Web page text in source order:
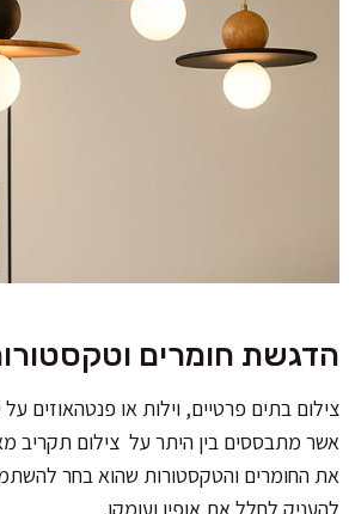
הדגשת חומרים
צילום בתים פרטיים, וילות או פנטהאוזים
אשר מתבססים בין היתר על צילום תקריב
את החומרים והטקסטורות שהוא בחר